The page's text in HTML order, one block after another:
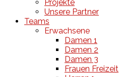
Projekte
Unsere Partner
Teams
Erwachsene
Damen 1
Damen 2
Damen 3
Frauen Freizeit